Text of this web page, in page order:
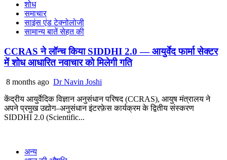
शोध
समाचार
साइंस एंड टेक्नोलोजी
सामान्य बातें सेहत की
CCRAS ने लॉन्च किया SIDDHI 2.0 — आयुर्वेद फार्मा सेक्टर
में शोध आधारित नवाचार को मिलेगी गति
8 months ago Dr Navin Joshi
केंद्रीय आयुर्वेदिक विज्ञान अनुसंधान परिषद (CCRAS), आयुष मंत्रालय ने
अपने प्रमुख उद्योग–अनुसंधान इंटरफ़ेस कार्यक्रम के द्वितीय संस्करण
SIDDHI 2.0 (Scientific...
अन्य